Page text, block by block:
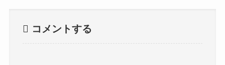
コメントする